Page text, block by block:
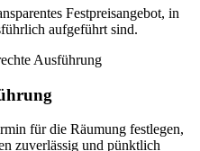
Festpreisangebot, in
aufgeführt sind.
für die Räumung festlegen,
zuverlässig und pünktlich